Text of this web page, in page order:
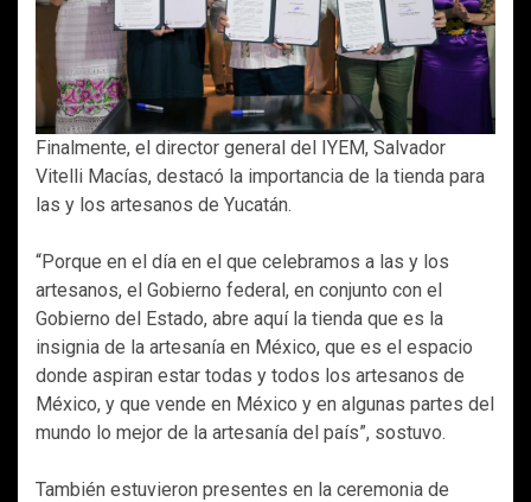
Finalmente, el director general del IYEM, Salvador
Vitelli Macías, destacó la importancia de la tienda para
las y los artesanos de Yucatán.
“Porque en el día en el que celebramos a las y los
artesanos, el Gobierno federal, en conjunto con el
Gobierno del Estado, abre aquí la tienda que es la
insignia de la artesanía en México, que es el espacio
donde aspiran estar todas y todos los artesanos de
México, y que vende en México y en algunas partes del
mundo lo mejor de la artesanía del país”, sostuvo.
También estuvieron presentes en la ceremonia de